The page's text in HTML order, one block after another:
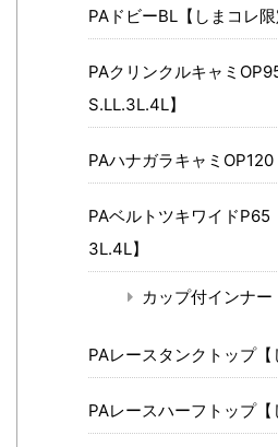
PAドビーBL【しまコレ限
PAクリンクルキャミ
S.LL.3L.4L】
PAハナガラキャミOP120
PAベルトツキワイドP65
3L.4L】
カップ付インナー
PAレースタンクトップ【
PAレースハーフトップ【